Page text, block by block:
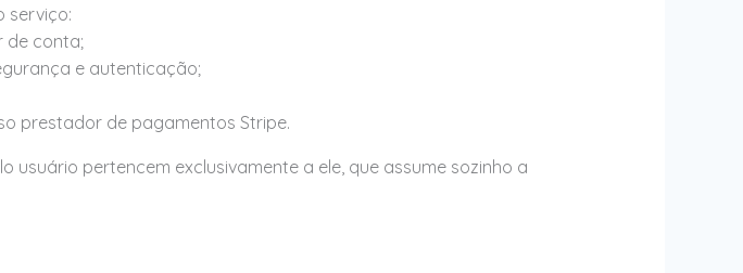
serviço:
de conta;
e autenticação;
prestador de pagamentos Stripe.
pertencem exclusivamente a ele, que assume sozinho a